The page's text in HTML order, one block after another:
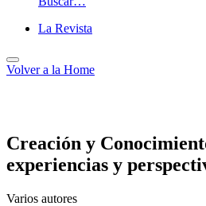
La Revista
Volver a la Home
Creación y
experiencias y
Varios autores